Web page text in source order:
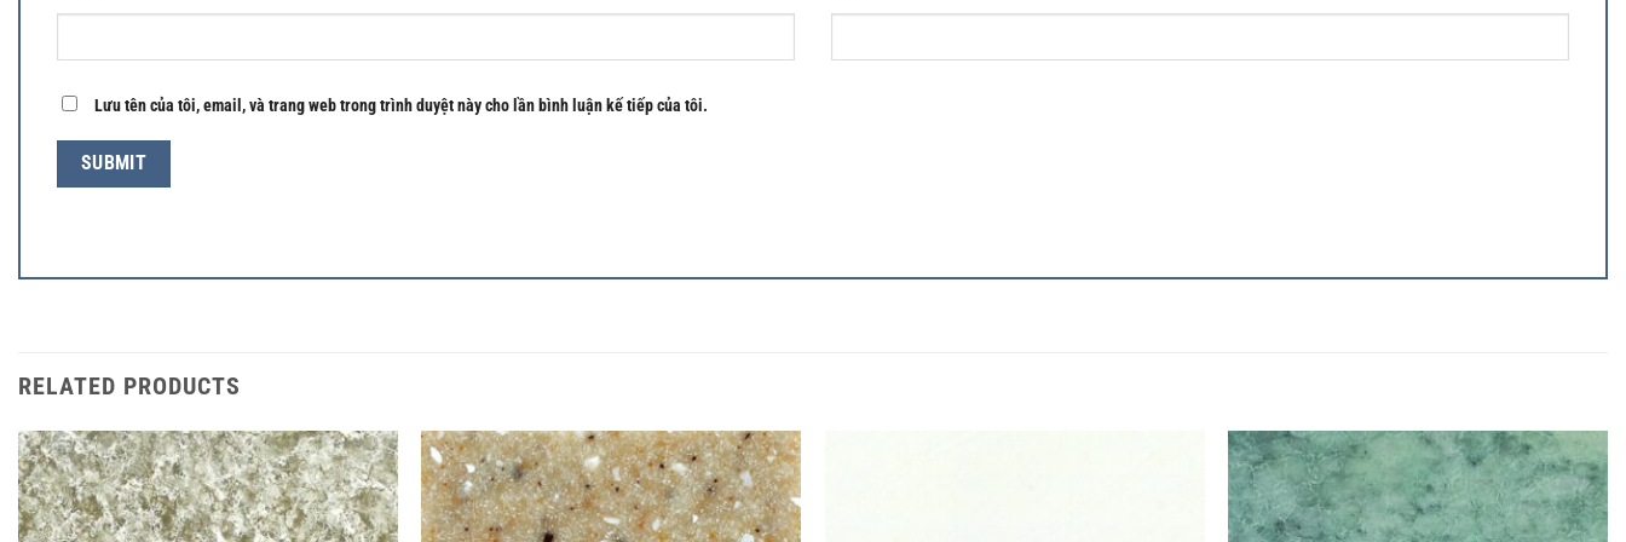
Lưu tên của tôi, email, và trang web trong trình duyệt này cho lần bình luận kế tiếp của tôi.
RELATED PRODUCTS